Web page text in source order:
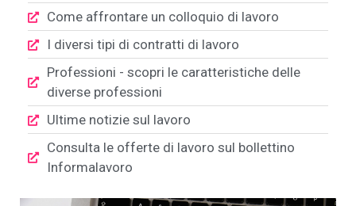
Come affrontare un colloquio di lavoro
I diversi tipi di contratti di lavoro
Professioni - scopri le caratteristiche delle
diverse professioni
Ultime notizie sul lavoro
Consulta le offerte di lavoro sul bollettino
Informalavoro